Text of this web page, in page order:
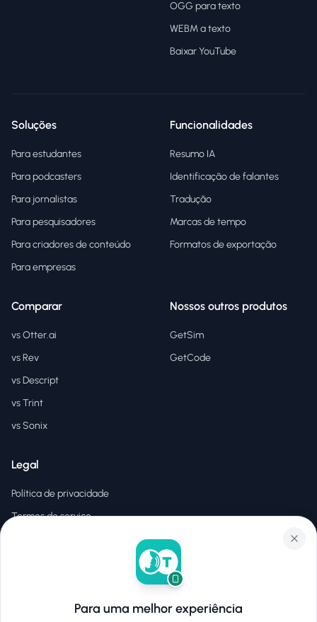
OGG para texto
WEBM a texto
Baixar YouTube
Soluções
Para estudantes
Para podcasters
Para jornalistas
Para pesquisadores
Para criadores de conteúdo
Para empresas
Funcionalidades
Resumo IA
Identificação de falantes
Tradução
Marcas de tempo
Formatos de exportação
Comparar
vs Otter.ai
vs Rev
vs Descript
vs Trint
vs Sonix
Nossos outros produtos
GetSim
GetCode
Legal
Política de privacidade
Termos de serviço
2026 Hear2Text.Todos os direitos reservados.
Para uma melhor experiência